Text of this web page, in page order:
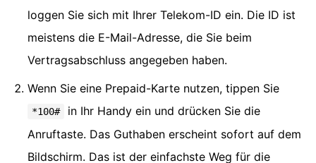
loggen Sie sich mit Ihrer Telekom-ID ein. Die ID ist
meistens die E-Mail-Adresse, die Sie beim
Vertragsabschluss angegeben haben.
Wenn Sie eine Prepaid-Karte nutzen, tippen Sie
*100#
in Ihr Handy ein und drücken Sie die
Anruftaste. Das Guthaben erscheint sofort auf dem
Bildschirm. Das ist der einfachste Weg für die